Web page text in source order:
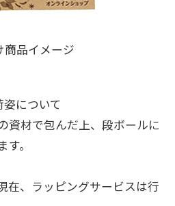
商品イメージ
について
資材で包んだ上、段ボールに
。
在、ラッピングサービスは行